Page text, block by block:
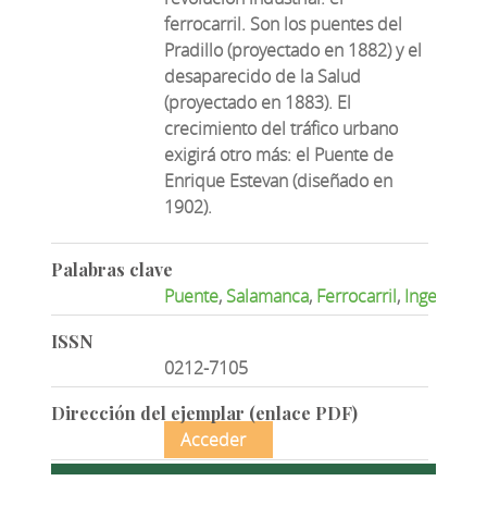
ferrocarril. Son los puentes del
Pradillo (proyectado en 1882) y el
desaparecido de la Salud
(proyectado en 1883). El
crecimiento del tráfico urbano
exigirá otro más: el Puente de
Enrique Estevan (diseñado en
1902).
Palabras clave
Puente, Salamanca, Ferrocarril, Ingenieros
ISSN
0212-7105
Dirección del ejemplar (enlace PDF)
Acceder